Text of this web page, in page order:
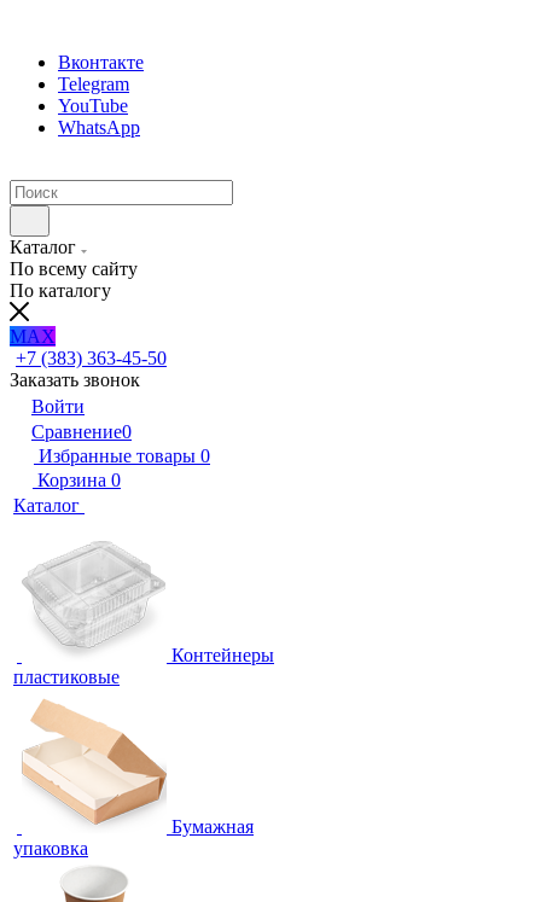
Вконтакте
Telegram
YouTube
WhatsApp
Каталог
По всему сайту
По каталогу
MAX
+7 (383) 363-45-50
Заказать звонок
Войти
Сравнение0
Избранные товары 0
Корзина 0
Каталог
Контейнеры
пластиковые
Бумажная
упаковка